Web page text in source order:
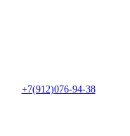
+7(912)076-94-38